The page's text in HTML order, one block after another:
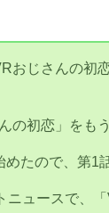
おじさんの初
の初恋」をも
めたので、第1
ニュースで、